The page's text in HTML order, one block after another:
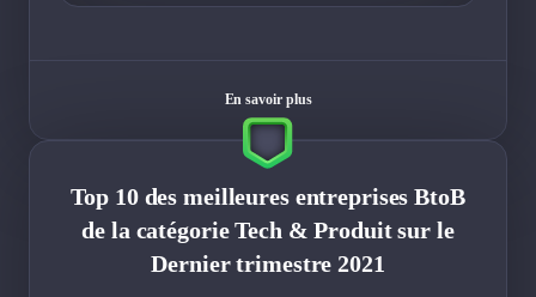
En savoir plus
Top 10 des meilleures entreprises BtoB
de la catégorie Tech & Produit sur le
Dernier trimestre 2021